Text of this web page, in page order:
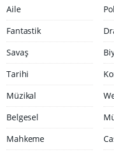
Aile
Fantastik
Savaş
Tarihi
Müzikal
Belgesel
Mahkeme